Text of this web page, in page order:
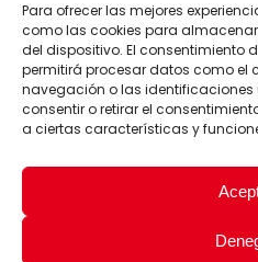
Para ofrecer las mejores
como las cookies para
del dispositivo. El consentimiento
permitirá procesar datos como el
navegación o las identificaciones
consentir o retirar el
a ciertas características y